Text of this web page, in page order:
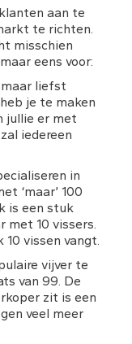
aan te
te richten.
misschien
eens voor:
maar liefst
je te maken
jullie er met
iedereen
in
‘maar’ 100
is een stuk
met 10 vissers.
vissen vangt.
vijver te
van 99. De
zit is een
veel meer